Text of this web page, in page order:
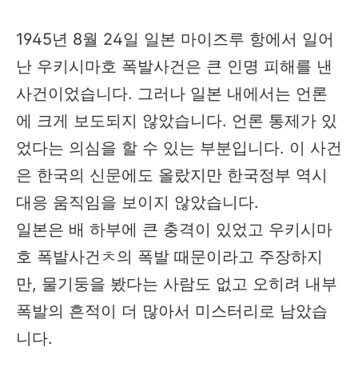
1945년 8월 24일 일본 마이즈루 항에서 일어
난 우키시마호 폭발사건은 큰 인명 피해를 낸
사건이었습니다. 그러나 일본 내에서는 언론
에 크게 보도되지 않았습니다. 언론 통제가 있
었다는 의심을 할 수 있는 부분입니다. 이 사건
은 한국의 신문에도 올랐지만 한국정부 역시
대응 움직임을 보이지 않았습니다.
일본은 배 하부에 큰 충격이 있었고 우키시마
호 폭발사건ㅊ의 폭발 때문이라고 주장하지
만, 물기둥을 봤다는 사람도 없고 오히려 내부
폭발의 흔적이 더 많아서 미스터리로 남았습
니다.